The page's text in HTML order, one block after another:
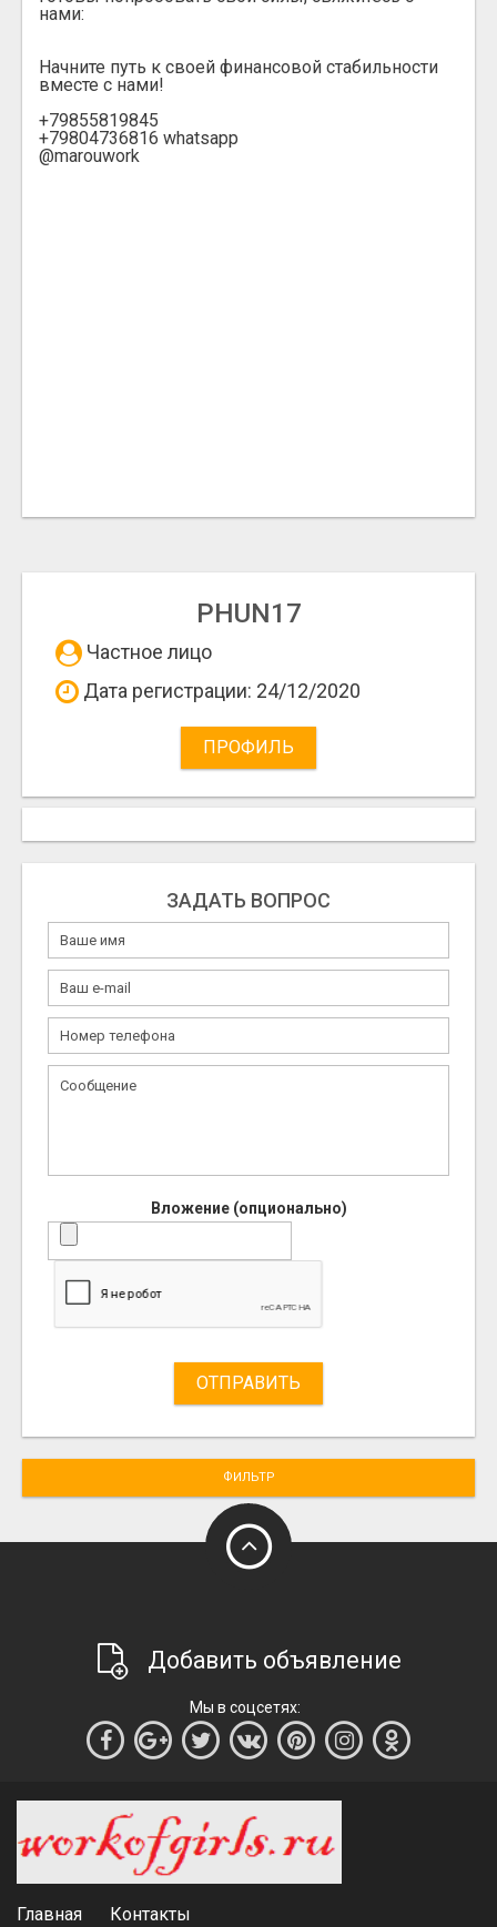
нами:
Начните путь к своей финансовой стабильности
вместе с нами!
+79855819845
+79804736816 whatsapp
@marouwork
PHUN17
Частное лицо
Дата регистрации: 24/12/2020
ПРОФИЛЬ
ЗАДАТЬ ВОПРОС
Вложение (опционально)
ОТПРАВИТЬ
ФИЛЬТР
Добавить объявление
Мы в соцсетях:
Главная Контакты